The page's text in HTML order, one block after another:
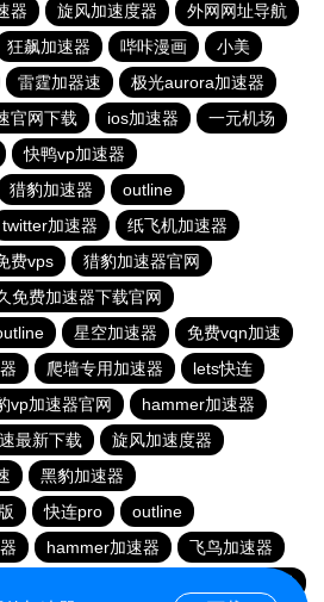
器 旋风加速度器
外网网址导航
狂飙加速器 哔咔漫画
小美
雷霆加器速
极光aurora加速器
官网下载 ios加速器
一元机场
快鸭vp加速器
猎豹加速器
outline
twitter加速器
纸飞机加速器
费vps
猎豹加速器官网
免费加速器下载官网
星空加速器
免费vqn加速
爬墙专用加速器
lets快连
vp加速器官网
hammer加速器
最新下载
旋风加速度器
黑豹加速器
快连pro
outline
hammer加速器
飞鸟加速器
黑洞nvp加速器